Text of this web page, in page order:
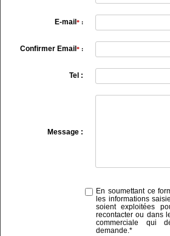
E-mail *:
Confirmer Email *:
Tel :
Message :
En soumettant ce
les informations
soient exploitées
recontacter ou dans
commerciale qui
demande.*